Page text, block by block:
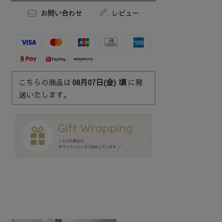
お問い合わせ レビュー
こちらの商品は 08月07日(金) 頃 に発
送いたします。